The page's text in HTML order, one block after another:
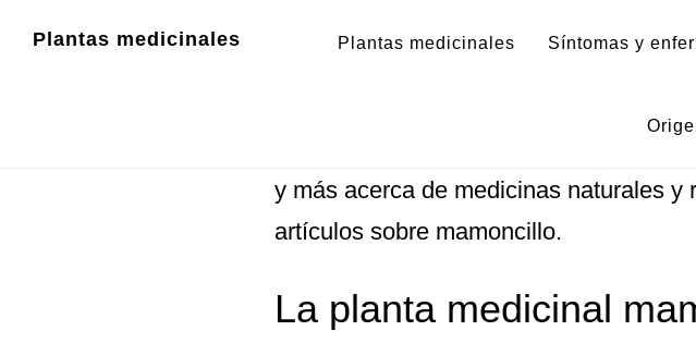
Plantas medicinales Plantas medicinales Síntomas y
y más acerca de medicinas naturales
artículos sobre mamoncillo.
La planta medicinal